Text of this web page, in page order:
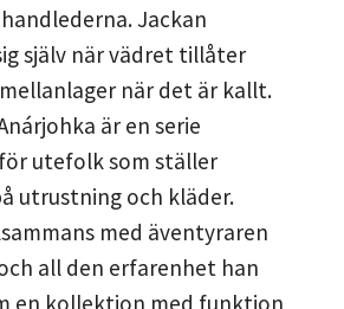
Jackan
själv när vädret tillåter
när det är kallt.
är en serie
utefolk som ställer
utrustning och kläder.
med äventyraren
all den erfarenhet han
en kollektion med funktion